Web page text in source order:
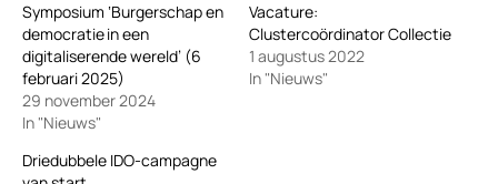
Symposium ‘Burgerschap en
democratie in een
digitaliserende wereld’ (6
februari 2025)
29 november 2024
In "Nieuws"
Vacature:
Clustercoördinator Collectie
1 augustus 2022
In "Nieuws"
Driedubbele IDO-campagne